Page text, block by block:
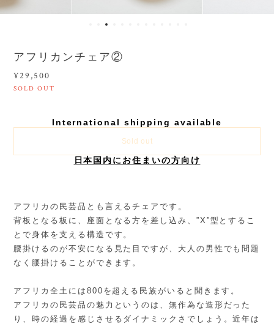
アフリカンチェア②
¥29,500
SOLD OUT
International shipping available
Sold out
日本国内にお住まいの方向け
アフリカの民芸品とも言えるチェアです。
背板となる板に、座面となる方を差し込み、”X”型とするこ
とで身体を支える構造です。
腰掛けるのが不安になる見た目ですが、大人の男性でも問題
なく腰掛けることができます。
アフリカ全土には800を超える民族がいると聞きます。
アフリカの民芸品の魅力というのは、無作為な造形だった
り、時の経過を感じさせるダイナミックさでしょう。近年は